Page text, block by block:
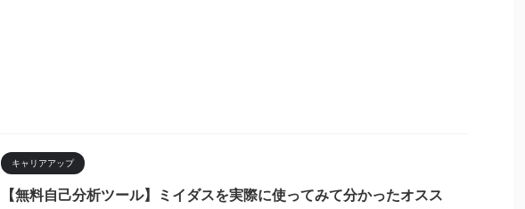
キャリアアップ
【無料自己分析ツール】ミイダスを実際に使ってみて分かったオスス